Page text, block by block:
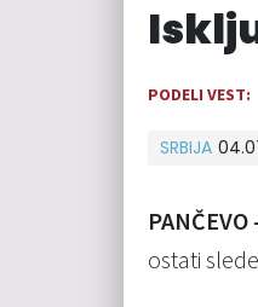
PODELI VEST:
SRBIJA
ostati